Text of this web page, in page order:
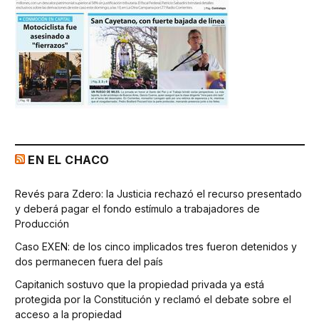
EN EL CHACO
Revés para Zdero: la Justicia rechazó el recurso presentado
y deberá pagar el fondo estímulo a trabajadores de
Producción
Caso EXEN: de los cinco implicados tres fueron detenidos y
dos permanecen fuera del país
Capitanich sostuvo que la propiedad privada ya está
protegida por la Constitución y reclamó el debate sobre el
acceso a la propiedad